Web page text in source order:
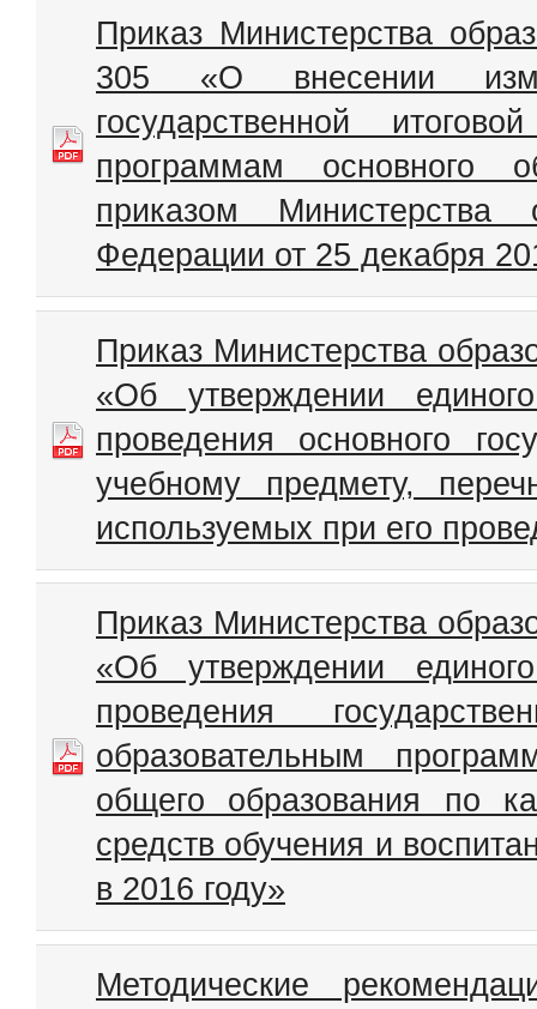
Приказ Министерства
305 «О внесении
государственной
программам основного
приказом
Федерации от 25 декабря
Приказ Министерства
«Об утверждении
проведения основного
учебному предмету,
используемых при его
Приказ Министерства
«Об утверждении
проведения
образовательным
общего образования по
средств обучения и
в 2016 году»
Методические